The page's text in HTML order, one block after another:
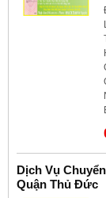
Dịch Vụ
Quận Thủ Đức